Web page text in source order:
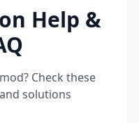
Help &
Check these
solutions